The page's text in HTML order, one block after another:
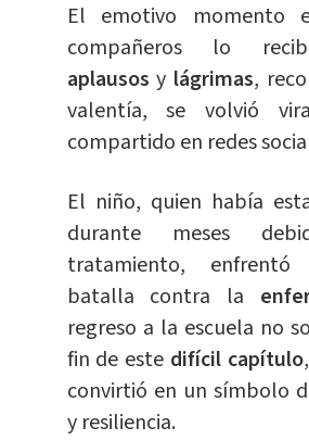
El emotivo momento
compañeros lo
aplausosy lágrimas,
valentía, se volvió
compartido en redes
El niño, quien había
durante meses
tratamiento,
batalla contra la
regreso a la escuela no
fin de este difícil capítulo
convirtió en un símbolo
y resiliencia.